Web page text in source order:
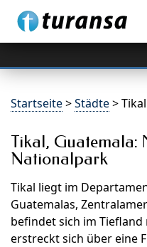
Startseite>Städte> Tikal
Tikal, Guatemala:
Nationalpark
Tikal liegt im
Guatemalas,
befindet sich im
erstreckt sich über eine